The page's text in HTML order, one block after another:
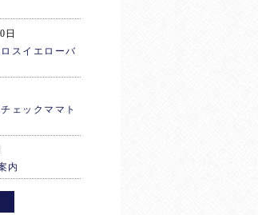
日
スイエローバ
ェックママト
内